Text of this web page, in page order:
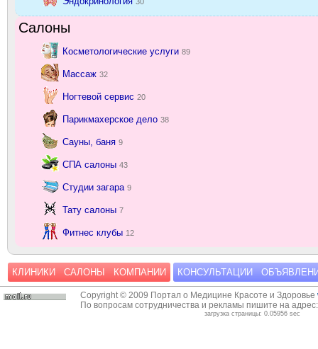
Салоны
Косметологические услуги 89
Массаж 32
Ногтевой сервис 20
Парикмахерское дело 38
Сауны, баня 9
СПА салоны 43
Студии загара 9
Тату салоны 7
Фитнес клубы 12
КЛИНИКИ САЛОНЫ КОМПАНИИ КОНСУЛЬТАЦИИ
Copyright © 2009 Портал о Медицине Красоте и Здоровье
По вопросам сотрудничества и рекламы пишите на
загрузка страницы: 0.05956 sec